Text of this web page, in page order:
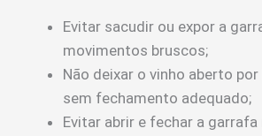
Evitar sacudir ou expor a
movimentos bruscos;
Não deixar o vinho aberto
sem fechamento adequado;
Evitar abrir e fechar a